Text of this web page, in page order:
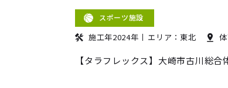
スポーツ施設
施工年2024年 エリア：東北
【タラフレックス】大崎市古川総合